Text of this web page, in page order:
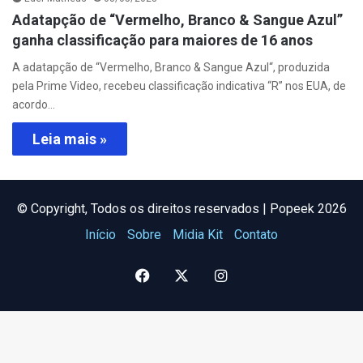
Adatapção de “Vermelho, Branco & Sangue Azul”
ganha classificação para maiores de 16 anos
A adatapção de “Vermelho, Branco & Sangue Azul“, produzida
pela Prime Video, recebeu classificação indicativa “R” nos EUA, de
acordo…
Leia mais »
©️ Copyright, Todos os direitos reservados | Popeek 2026
Início
Sobre Midia Kit Contato
Facebook Instagram